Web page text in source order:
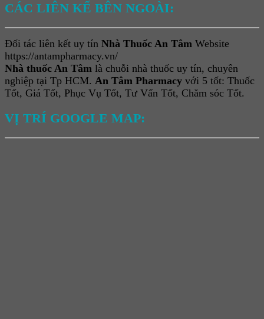
CÁC LIÊN KẾ BÊN NGOÀI:
Đối tác liên kết uy tín Nhà Thuốc An Tâm Website
https://antampharmacy.vn/
Nhà thuốc An Tâm là chuỗi nhà thuốc uy tín, chuyên
nghiệp tại Tp HCM. An Tâm Pharmacy với 5 tốt: Thuốc
Tốt, Giá Tốt, Phục Vụ Tốt, Tư Vấn Tốt, Chăm sóc Tốt.
VỊ TRÍ GOOGLE MAP: